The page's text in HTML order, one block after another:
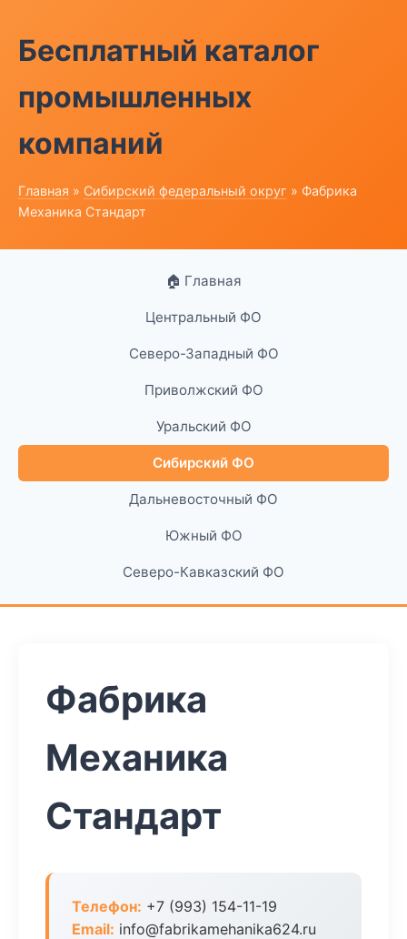
Бесплатный каталог
промышленных
компаний
Главная » Сибирский федеральный округ » Фабрика
Механика Стандарт
🏠 Главная
Центральный ФО
Северо-Западный ФО
Приволжский ФО
Уральский ФО
Сибирский ФО
Дальневосточный ФО
Южный ФО
Северо-Кавказский ФО
Фабрика
Механика
Стандарт
Телефон: +7 (993) 154-11-19
Email: info@fabrikamehanika624.ru